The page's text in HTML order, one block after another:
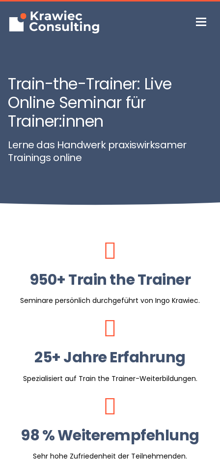
Train-the-Trainer: Live
Online Seminar für
Trainer:innen
Lerne das Handwerk praxiswirksamer
Trainings online
950+ Train the Trainer
Seminare persönlich durchgeführt von Ingo Krawiec.
25+ Jahre Erfahrung
Spezialisiert auf Train the Trainer-Weiterbildungen.
98 % Weiterempfehlung
Sehr hohe Zufriedenheit der Teilnehmenden.